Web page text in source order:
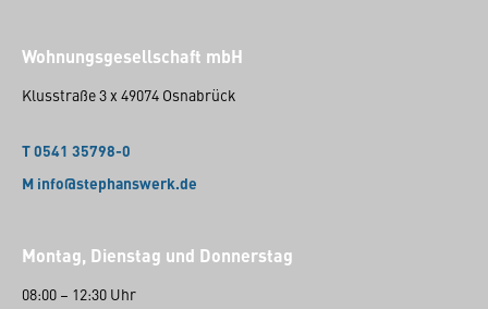
Wohnungsgesellschaft mbH
Klusstraße 3 x 49074 Osnabrück
T 0541 35798-0
M info@stephanswerk.de
Montag, Dienstag und Donnerstag
08:00 – 12:30 Uhr